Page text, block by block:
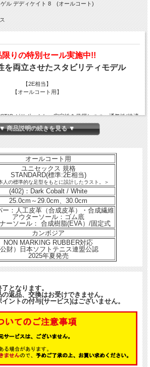
ル デディケイト 8 (オールコート)
限りの特別セール実施中!!
を両立させたスタビリティモデル
【2E相当】
【オールコート用】
がサポートし、安定性を発揮しつつ、通気性(快適
のDNAを継承し、コストパフォーマンスに優れた
た、TPU TRUSSTICは、左右の動きに必要な、横方向
商品説明の続きを見る ▼
オールコート用
ユニセックス 規格
STANDARD(標準:2E相当)
人の標準的な足型をもとに設計したラスト。＞
(402)：Dark Cobalt / White
25.0cm～29.0cm、30.0cm
ー：人工皮革（合成皮革）・合成繊維
アウターソール：ゴム底
ーソール： 合成樹脂(EVA）/固定式
カンボジア
NON MARKING RUBBER対応
財）日本ソフトテニス連盟公認
2025年夏発売
となります。
返品、交換はお受けできません。
ントの付与(サービス)はございません。